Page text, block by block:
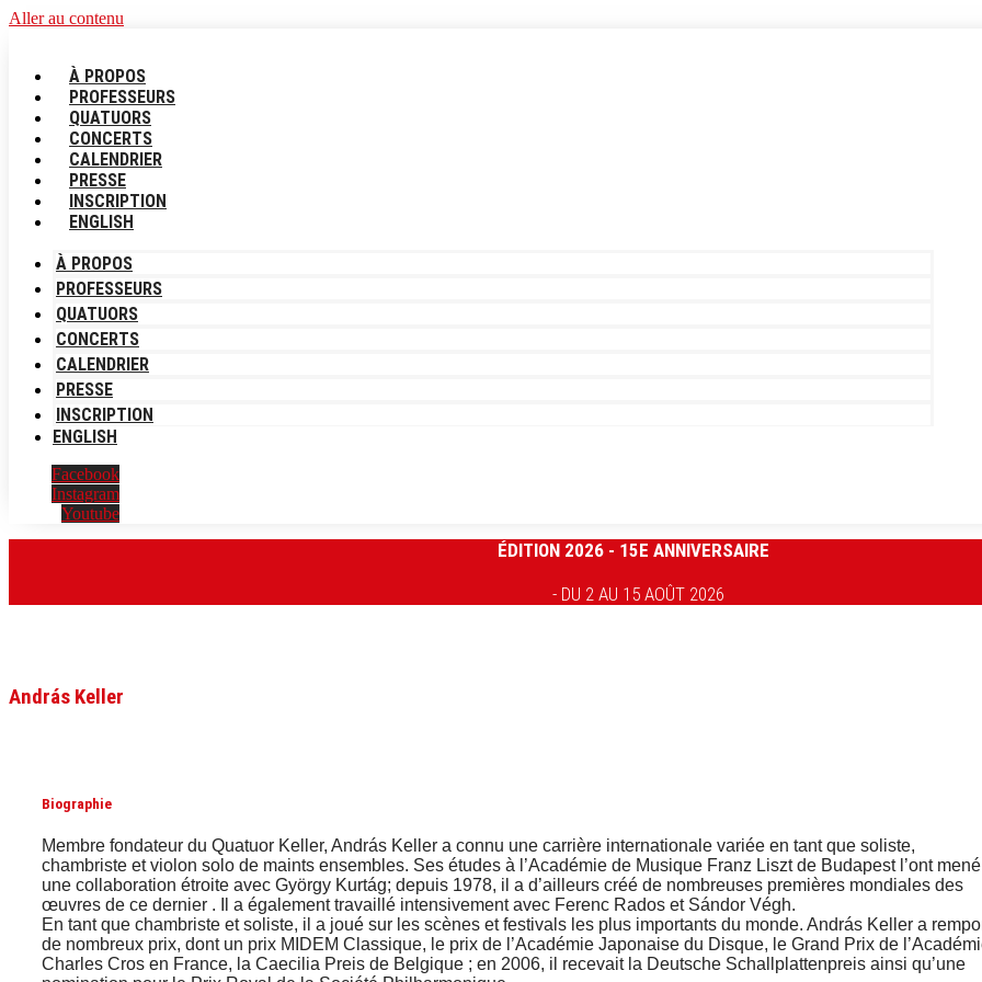
Aller au contenu
À PROPOS
PROFESSEURS
QUATUORS
CONCERTS
CALENDRIER
PRESSE
INSCRIPTION
ENGLISH
À PROPOS
PROFESSEURS
QUATUORS
CONCERTS
CALENDRIER
PRESSE
INSCRIPTION
ENGLISH
Facebook
Instagram
Youtube
ÉDITION 2026 - 15E ANNIVERSAIRE
- DU 2 AU 15 AOÛT 2026
András Keller
Biographie
Membre fondateur du Quatuor Keller, András Keller a connu une carrière internationale variée en tant que soliste,
chambriste et violon solo de maints ensembles. Ses études à l’Académie de Musique Franz Liszt de Budapest l’ont
une collaboration étroite avec György Kurtág; depuis 1978, il a d’ailleurs créé de nombreuses premières mondiales des
œuvres de ce dernier . Il a également travaillé intensivement avec Ferenc Rados et Sándor Végh.
En tant que chambriste et soliste, il a joué sur les scènes et festivals les plus importants du monde. András Keller a
de nombreux prix, dont un prix MIDEM Classique, le prix de l’Académie Japonaise du Disque, le Grand Prix de
Charles Cros en France, la Caecilia Preis de Belgique ; en 2006, il recevait la Deutsche Schallplattenpreis ainsi qu’une